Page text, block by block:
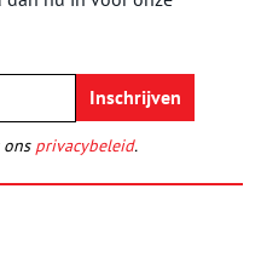
privacybeleid.